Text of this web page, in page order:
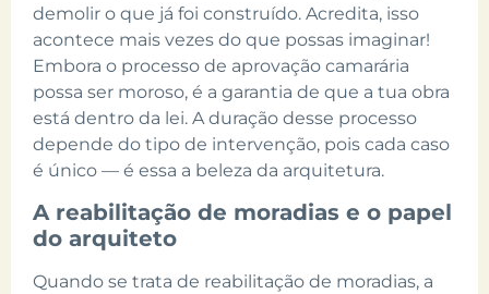
demolir o que já foi construído. Acredita, isso
acontece mais vezes do que possas imaginar!
Embora o processo de aprovação camarária
possa ser moroso, é a garantia de que a tua obra
está dentro da lei. A duração desse processo
depende do tipo de intervenção, pois cada caso
é único — é essa a beleza da arquitetura.
A reabilitação de moradias e o papel
do arquiteto
Quando se trata de reabilitação de moradias, a